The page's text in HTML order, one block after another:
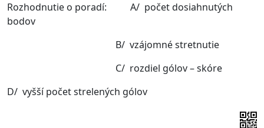
Rozhodnutie o poradí: A/ počet dosiahnutých
bodov
B/ vzájomné stretnutie
C/ rozdiel gólov – skóre
D/ vyšší počet strelených gólov